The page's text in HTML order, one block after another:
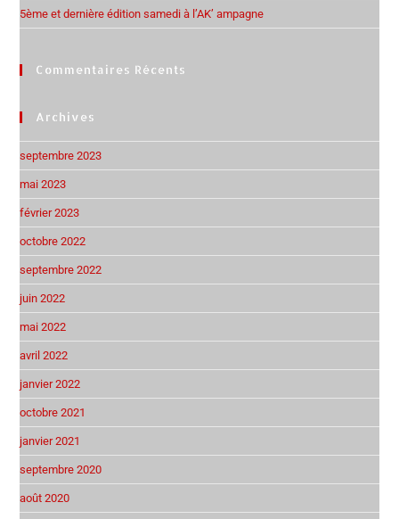
5ème et dernière édition samedi à l’AK’ ampagne
Commentaires Récents
Archives
septembre 2023
mai 2023
février 2023
octobre 2022
septembre 2022
juin 2022
mai 2022
avril 2022
janvier 2022
octobre 2021
janvier 2021
septembre 2020
août 2020